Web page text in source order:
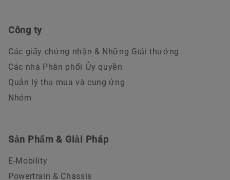
Công ty
Các giấy chứng nhận & Những Giải thưởng
Các nhà Phân phối Ủy quyền
Quản lý thu mua và cung ứng
Nhóm
Sản Phẩm & Giải Pháp
E-Mobility
Powertrain & Chassis